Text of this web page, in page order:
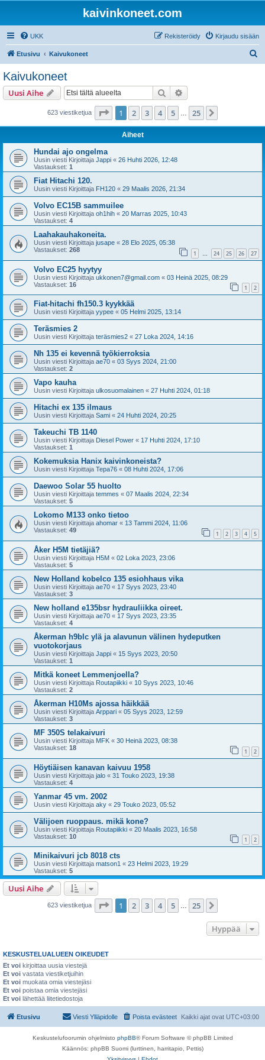
kaivinkoneet.com
UKK Kirjaudu sisään
Rekisteröidy
Etusivu Kaivukoneet
Kaivukoneet
Uusi Aihe Etsi
623 viestiketjua Sivu /25
1 2 3 4 5 25
Aiheet
Hundai ajo ongelma
Uusin viesti Kirjoittaja Jappi « 26 Huhti 2026, 12:48
Vastaukset: 1
Fiat Hitachi 120.
Uusin viesti Kirjoittaja FH120 « 29 Maalis 2026, 21:34
Volvo EC15B sammuilee
Uusin viesti Kirjoittaja oh1hih « 20 Marras 2025, 10:43
Vastaukset: 4
Laahakauhakoneita.
Uusin viesti Kirjoittaja jusape « 28 Elo 2025, 05:38
Vastaukset: 268 1 … 24 25 26 27
Volvo EC25 hyytyy
Uusin viesti Kirjoittaja ukkonen7@gmail.com « 03 Heinä 2025, 08:29
Vastaukset: 16 1 2
Fiat-hitachi fh150.3 kyykkää
Uusin viesti Kirjoittaja yypee « 05 Helmi 2025, 13:14
Teräsmies 2
Uusin viesti Kirjoittaja teräsmies2 « 27 Loka 2024, 14:16
Nh 135 ei kevennä työkierroksia
Uusin viesti Kirjoittaja ae70 « 03 Syys 2024, 21:00
Vastaukset: 2
Vapo kauha
Uusin viesti Kirjoittaja ulkosuomalainen « 27 Huhti 2024, 01:18
Hitachi ex 135 ilmaus
Uusin viesti Kirjoittaja Sami « 24 Huhti 2024, 20:25
Takeuchi TB 1140
Uusin viesti Kirjoittaja Diesel Power « 17 Huhti 2024, 17:10
Vastaukset: 1
Kokemuksia Hanix kaivinkoneista?
Uusin viesti Kirjoittaja Tepa76 « 08 Huhti 2024, 17:06
Daewoo Solar 55 huolto
Uusin viesti Kirjoittaja temmes « 07 Maalis 2024, 22:34
Vastaukset: 5
Lokomo M133 onko tietoo
Uusin viesti Kirjoittaja ahomar « 13 Tammi 2024, 11:06
Vastaukset: 49 1 2 3 4 5
Åker H5M tietäjiä?
Uusin viesti Kirjoittaja H5M « 02 Loka 2023, 23:06
Vastaukset: 5
New Holland kobelco 135 esiohhaus vika
Uusin viesti Kirjoittaja ae70 « 17 Syys 2023, 23:40
Vastaukset: 3
New holland e135bsr hydrauliikka oireet.
Uusin viesti Kirjoittaja ae70 « 17 Syys 2023, 23:35
Vastaukset: 4
Åkerman h9blc ylä ja alavunun välinen hydeputken
vuotokorjaus
Uusin viesti Kirjoittaja Jappi « 15 Syys 2023, 20:50
Vastaukset: 1
Mitkä koneet Lemmenjoella?
Uusin viesti Kirjoittaja Routapiikki « 10 Syys 2023, 10:46
Vastaukset: 2
Åkerman H10Ms ajossa häikkää
Uusin viesti Kirjoittaja Arppari « 05 Syys 2023, 12:59
Vastaukset: 3
MF 350S telakaivuri
Uusin viesti Kirjoittaja MFK « 30 Heinä 2023, 08:38
Vastaukset: 18 1 2
Höytiäisen kanavan kaivuu 1958
Uusin viesti Kirjoittaja jalo « 31 Touko 2023, 19:38
Vastaukset: 4
Yanmar 45 vm. 2002
Uusin viesti Kirjoittaja aky « 29 Touko 2023, 05:52
Välijoen ruoppaus. mikä kone?
Uusin viesti Kirjoittaja Routapiikki « 20 Maalis 2023, 16:58
Vastaukset: 10 1 2
Minikaivuri jcb 8018 cts
Uusin viesti Kirjoittaja matson1 « 23 Helmi 2023, 19:29
Vastaukset: 5
Uusi Aihe
623 viestiketjua Sivu /25
1 2 3 4 5 25
Hyppää
KESKUSTELUALUEEN OIKEUDET
Et voi kirjoittaa uusia viestejä
Et voi vastata viestiketjuihin
Et voi muokata omia viestejäsi
Et voi poistaa omia viestejäsi
Et voi lähettää liitetiedostoja
Etusivu Kaikki ajat ovat UTC+03:00
Poista evästeet
Viesti Ylläpidolle
Keskustelufoorumin ohjelmisto phpBB® Forum Software © phpBB Limited
Käännös: phpBB Suomi (lurttinen, harritapio, Pettis)